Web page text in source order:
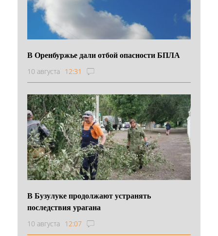
В Оренбуржье дали отбой опасности БПЛА
10 августа 12:31
В Бузулуке продолжают устранять
последствия урагана
10 августа 12:07